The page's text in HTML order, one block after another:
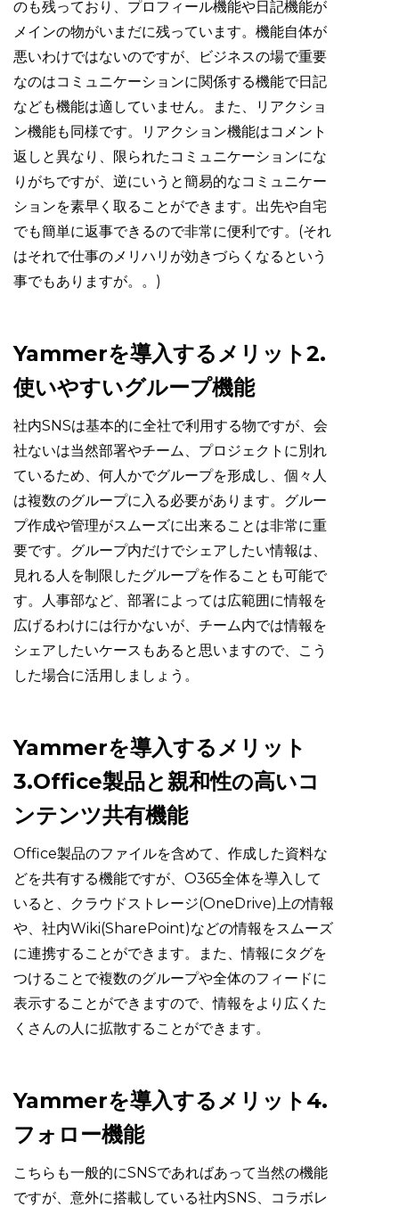
のも残っており、プロフィール機能や日記機能が
メインの物がいまだに残っています。機能自体が
悪いわけではないのですが、ビジネスの場で重要
なのはコミュニケーションに関係する機能で日記
なども機能は適していません。また、リアクショ
ン機能も同様です。リアクション機能はコメント
返しと異なり、限られたコミュニケーションにな
りがちですが、逆にいうと簡易的なコミュニケー
ションを素早く取ることができます。出先や自宅
でも簡単に返事できるので非常に便利です。(それ
はそれで仕事のメリハリが効きづらくなるという
事でもありますが。。)
Yammerを導入するメリット2.
使いやすいグループ機能
社内SNSは基本的に全社で利用する物ですが、会
社ないは当然部署やチーム、プロジェクトに別れ
ているため、何人かでグループを形成し、個々人
は複数のグループに入る必要があります。グルー
プ作成や管理がスムーズに出来ることは非常に重
要です。グループ内だけでシェアしたい情報は、
見れる人を制限したグループを作ることも可能で
す。人事部など、部署によっては広範囲に情報を
広げるわけには行かないが、チーム内では情報を
シェアしたいケースもあると思いますので、こう
した場合に活用しましょう。
Yammerを導入するメリット
3.Office製品と親和性の高いコ
ンテンツ共有機能
Office製品のファイルを含めて、作成した資料な
どを共有する機能ですが、O365全体を導入して
いると、クラウドストレージ(OneDrive)上の情報
や、社内Wiki(SharePoint)などの情報をスムーズ
に連携することができます。また、情報にタグを
つけることで複数のグループや全体のフィードに
表示することができますので、情報をより広くた
くさんの人に拡散することができます。
Yammerを導入するメリット4.
フォロー機能
こちらも一般的にSNSであればあって当然の機能
ですが、意外に搭載している社内SNS、コラボレ